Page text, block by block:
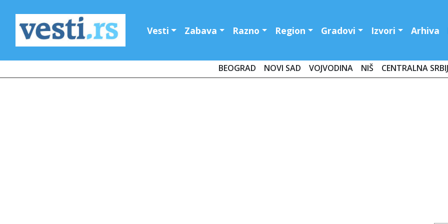
Vesti Zabava Razno Region Gradovi Izvori Arhiva
BEOGRAD NOVI SAD VOJVODINA NIŠ CENTRALNA